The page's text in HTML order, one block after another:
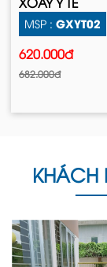
MSP : GXYT02
620.000đ
682.000đ
KHÁCH